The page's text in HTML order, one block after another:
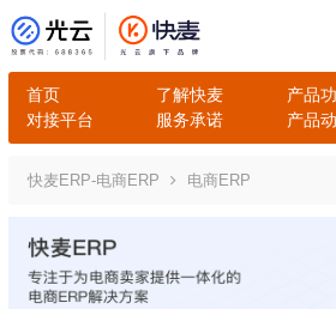
首页 了解快麦 产品
对接平台
服务承诺 产品
快麦ERP-电商ERP 电商ERP